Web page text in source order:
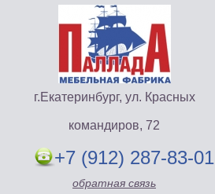
г.Екатеринбург, ул. Красных
командиров, 72
+7 (912) 287-83-01
обратная связь